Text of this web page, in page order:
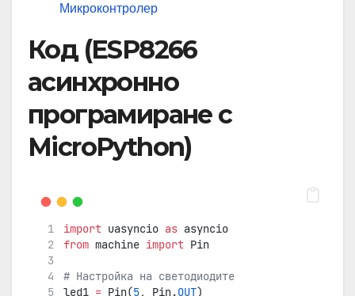
Микроконтролер
Код (ESP8266
асинхронно
програмиране с
MicroPython)
import uasyncio as asyncio
from machine import Pin
# Настройка на светодиодите
led1 = Pin(5, Pin.OUT)